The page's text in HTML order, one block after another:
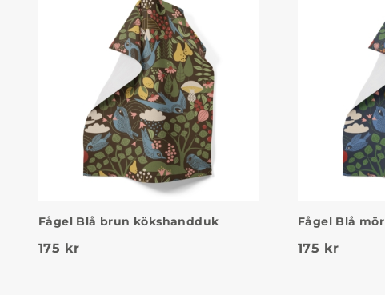
Fågel Blå brun kökshandduk
175 kr
Fågel Blå
175 kr